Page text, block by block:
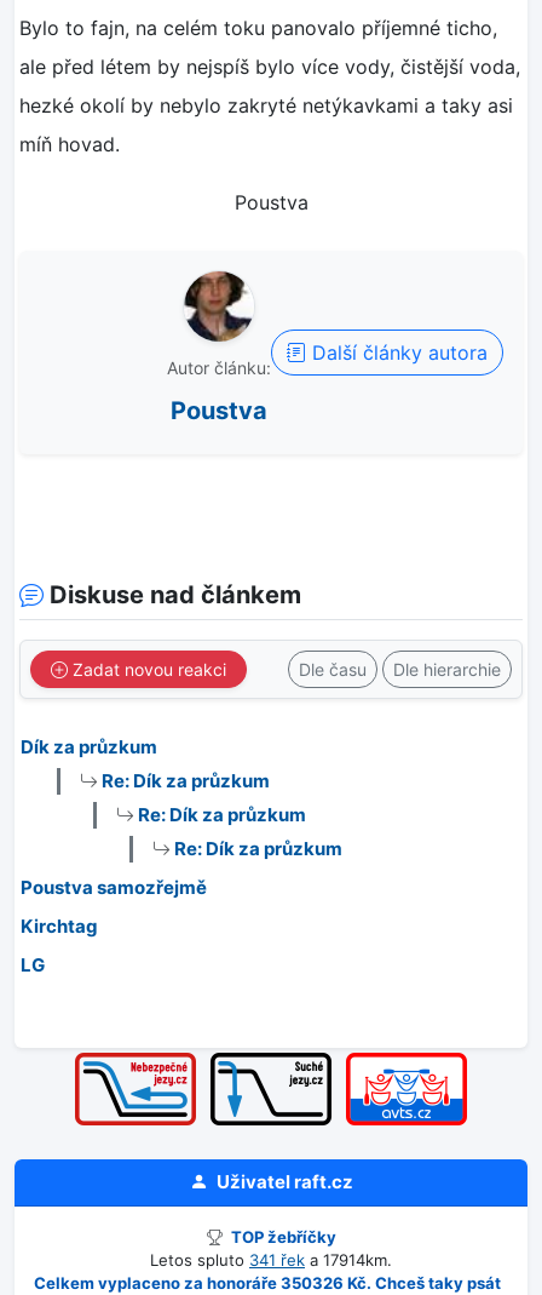
Bylo to fajn, na celém toku panovalo příjemné ticho,
ale před létem by nejspíš bylo více vody, čistější voda,
hezké okolí by nebylo zakryté netýkavkami a taky asi
míň hovad.
Poustva
Autor článku:
Poustva
Další články autora
Diskuse nad článkem
Zadat novou reakci Dle času Dle hierarchie
Dík za průzkum
Re: Dík za průzkum
Re: Dík za průzkum
Re: Dík za průzkum
Poustva samozřejmě
Kirchtag
LG
Uživatelraft.cz
TOP žebříčky
Letos spluto 341 řek a 17914km.
Celkem vyplaceno za honoráře 350326 Kč. Chceš taky psát